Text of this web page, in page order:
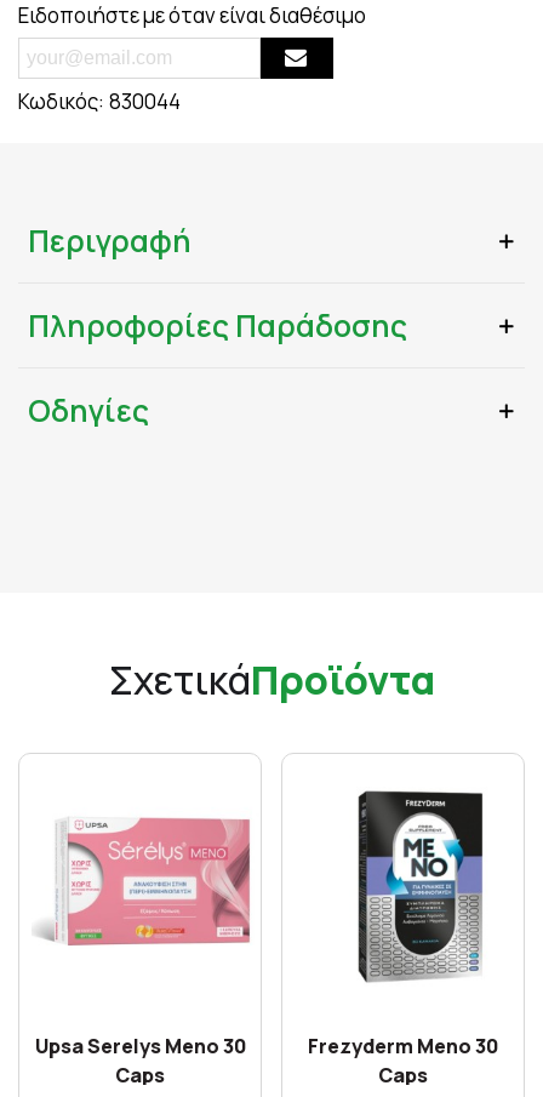
Ειδοποιήστε με όταν είναι διαθέσιμο
Κωδικός: 830044
Περιγραφή
Πληροφορίες Παράδοσης
Οδηγίες
ΣχετικάΠροϊόντα
Upsa Serelys Meno 30
Caps
Frezyderm Meno 30
Caps